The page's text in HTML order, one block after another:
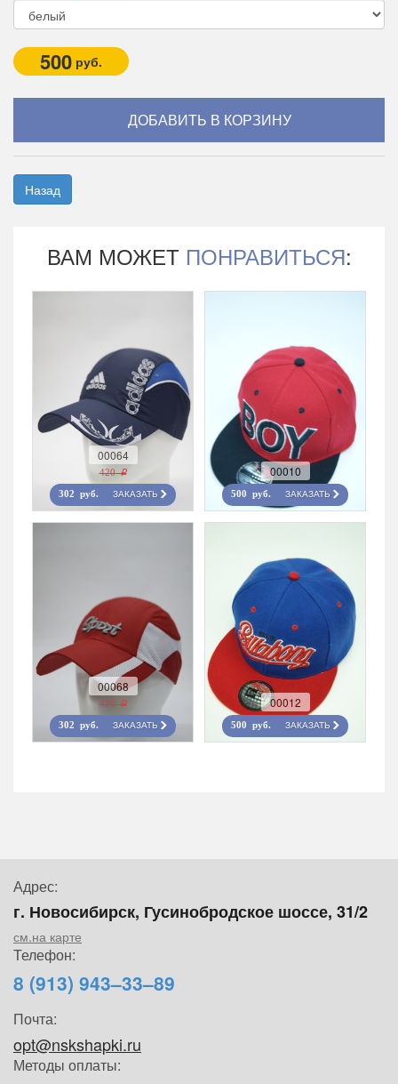
500 руб.
Назад
ВАМ МОЖЕТ ПОНРАВИТЬСЯ:
00064
420 r
302 руб. ЗАКАЗАТЬ
00010
500 руб. ЗАКАЗАТЬ
00068
420 r
302 руб. ЗАКАЗАТЬ
00012
500 руб. ЗАКАЗАТЬ
Адрес:
г. Новосибирск, Гусинобродское шоссе, 31/2
см.на карте
Телефон:
8 (913) 943–33–89
Почта:
opt@nskshapki.ru
Методы оплаты: